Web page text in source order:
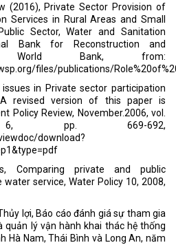
(2016), Private Sector Provision of
Services in Rural Areas and Small
Sector, Water and Sanitation
Bank for Reconstruction and
World Bank, from:
files/publications/
in Private sector participation
revised version of this paper is
Policy Review, November.2006, vol.
pp. 669-692,
download?
Comparing private and public
service, Water Policy 10, 2008,
lợi, Báo cáo đánh giá sự tham gia
lý vận hành khai thác hệ thống
Hà Nam, Thái Bình và Long An, năm